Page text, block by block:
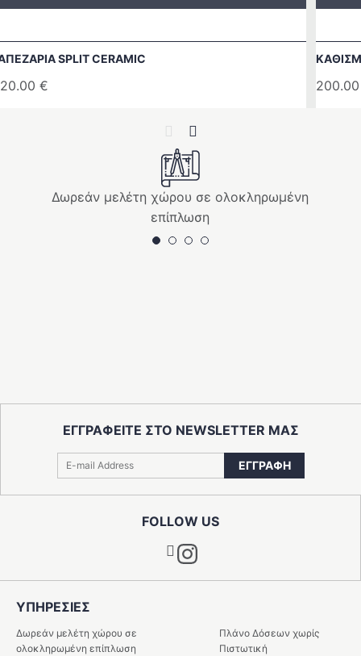
Previous
SPLIT CERAMIC
€
Next
Δωρεάν μελέτη χώρου σε ολοκληρωμένη
επίπλωση
FOLLOW US
Instagram
ΕΓΓΡΑΦΕΙΤΕ ΣΤΟ NEWSLETTER ΜΑΣ
ΕΓΓΡΑΦΗ
ΥΠΗΡΕΣIΕΣ
Δωρεάν μελέτη χώρου σε
ολοκληρωμένη επίπλωση
Πλάνο Δόσεων χωρίς
Πιστωτική